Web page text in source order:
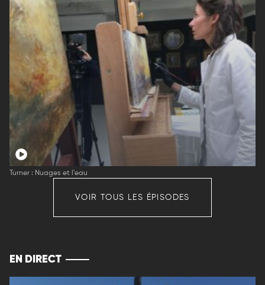
Turner : Nuages et l'eau
VOIR TOUS LES ÉPISODES
EN DIRECT